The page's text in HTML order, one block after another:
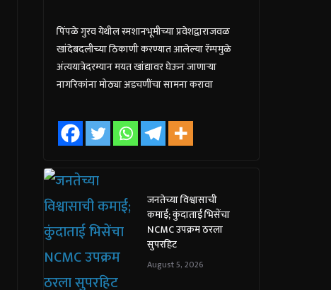
पिंपळे गुरव येथील स्मशानभूमीच्या प्रवेशद्वाराजवळ
खांदेबदलीच्या ठिकाणी करण्यात आलेल्या रॅम्पमुळे
अंत्ययात्रेदरम्यान मयत खांद्यावर घेऊन जाणाऱ्या
नागरिकांना मोठ्या अडचणींचा सामना करावा
जनतेच्या विश्वासाची
कमाई; कुंदाताई भिसेंचा
NCMC उपक्रम ठरला
सुपरहिट
August 5, 2026